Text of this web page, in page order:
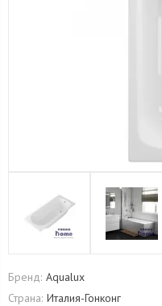
Бренд: Aqualux
Страна: Италия-Гонконг